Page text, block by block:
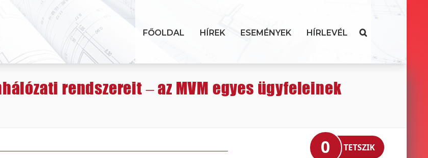
FŐOLDAL HÍREK ESEMÉNYEK HÍRLEVÉL
rendszereit – az MVM egyes ügyfeleinek
0 TETSZIK